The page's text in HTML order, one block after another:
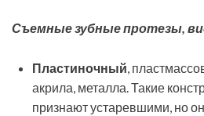
Съемные зубные протезы,
Пластиночный,
акрила, металла. Такие
признают устаревшими, но